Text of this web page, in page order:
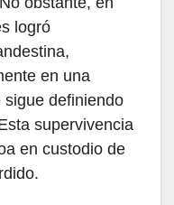
logró
en una
definiendo
supervivencia
en custodio de